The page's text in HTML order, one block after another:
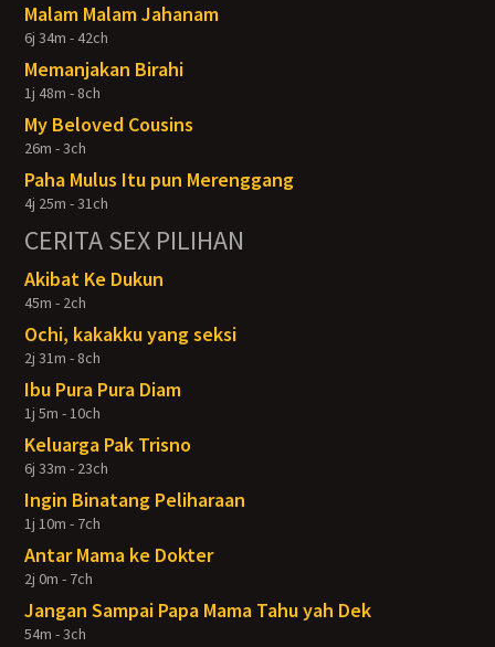
Malam Malam Jahanam
6j 34m - 42ch
Memanjakan Birahi
1j 48m - 8ch
My Beloved Cousins
26m - 3ch
Paha Mulus Itu pun Merenggang
4j 25m - 31ch
CERITA SEX PILIHAN
Akibat Ke Dukun
45m - 2ch
Ochi, kakakku yang seksi
2j 31m - 8ch
Ibu Pura Pura Diam
1j 5m - 10ch
Keluarga Pak Trisno
6j 33m - 23ch
Ingin Binatang Peliharaan
1j 10m - 7ch
Antar Mama ke Dokter
2j 0m - 7ch
Jangan Sampai Papa Mama Tahu yah Dek
54m - 3ch